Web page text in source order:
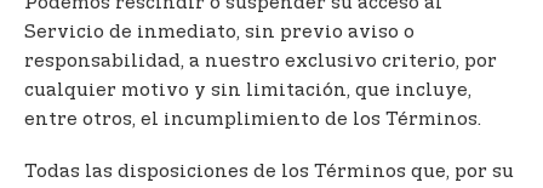
Servicio de inmediato, sin previo aviso o
responsabilidad, a nuestro exclusivo criterio, por
cualquier motivo y sin limitación, que incluye,
entre otros, el incumplimiento de los Términos.
Todas las disposiciones de los Términos que, por su